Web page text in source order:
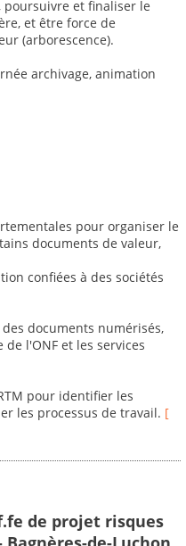
et finaliser le
et être force de
(arborescence).
archivage, animation
pour organiser le
documents de valeur,
confiées à des sociétés
documents numérisés,
l'ONF et les services
pour identifier les
les processus de travail. [
de projet risques